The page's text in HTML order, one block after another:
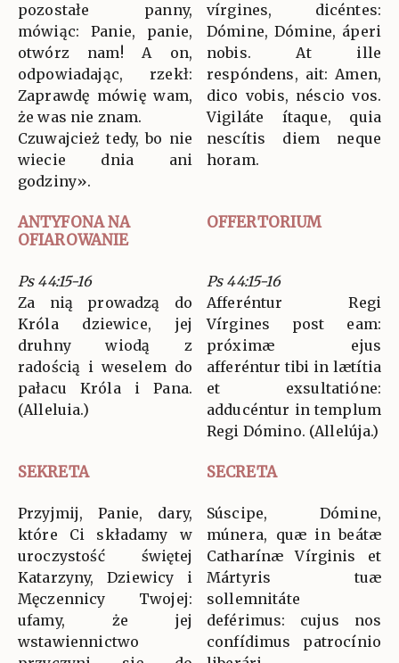
pozostałe panny,
mówiąc: Panie, panie,
otwórz nam! A on,
odpowiadając, rzekł:
Zaprawdę mówię wam,
że was nie znam.
Czuwajcież tedy, bo nie
wiecie dnia ani
godziny».
vírgines, dicéntes:
Dómine, Dómine, áperi
nobis. At ille
respóndens, ait: Amen,
dico vobis, néscio vos.
Vigiláte ítaque, quia
nescítis diem neque
horam.
ANTYFONA NA
OFIAROWANIE
OFFERTORIUM
Ps 44:15-16
Za nią prowadzą do
Króla dziewice, jej
druhny wiodą z
radością i weselem do
pałacu Króla i Pana.
(Alleluia.)
Ps 44:15-16
Afferéntur Regi
Vírgines post eam:
próximæ ejus
afferéntur tibi in lætítia
et exsultatióne:
adducéntur in templum
Regi Dómino. (Allelúja.)
SEKRETA SECRETA
Przyjmij, Panie, dary,
które Ci składamy w
uroczystość świętej
Katarzyny, Dziewicy i
Męczennicy Twojej:
ufamy, że jej
wstawiennictwo
Súscipe, Dómine,
múnera, quæ in beátæ
Catharínæ Vírginis et
Mártyris tuæ
sollemnitáte
deférimus: cujus nos
confídimus patrocínio